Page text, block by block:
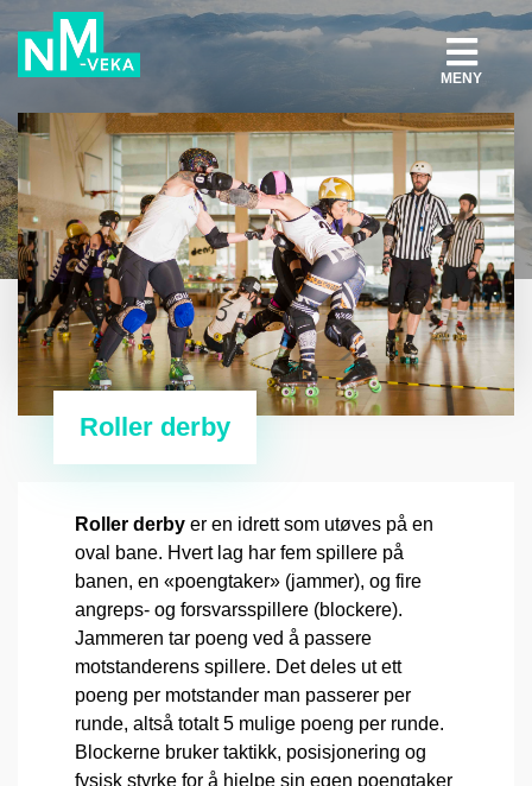
MENY
Roller derby
Roller derby er en idrett som utøves på en
oval bane. Hvert lag har fem spillere på
banen, en «poengtaker» (jammer), og fire
angreps- og forsvarsspillere (blockere).
Jammeren tar poeng ved å passere
motstanderens spillere. Det deles ut ett
poeng per motstander man passerer per
runde, altså totalt 5 mulige poeng per runde.
Blockerne bruker taktikk, posisjonering og
fysisk styrke for å hjelpe sin egen poengtaker